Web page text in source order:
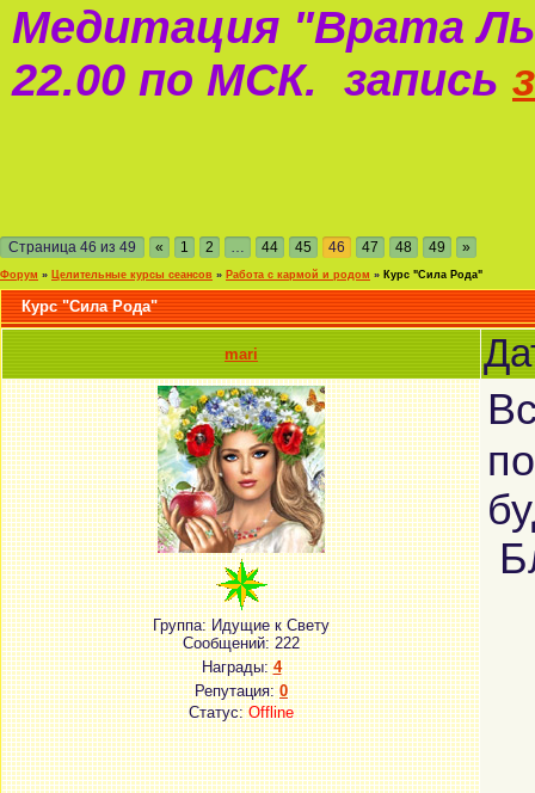
Медитация "Врата
22.00 по МСК. запись
Страница 46 из 49 « 1 2 … 44 45 46 47 48 49 »
Форум » Целительные курсы сеансов » Работа с кармой и родом » Курс "Сила Рода"
Курс "Сила Рода"
mari
Группа: Идущие к Свету
Сообщений:222
Награды:4
Репутация:0
Статус:Offline